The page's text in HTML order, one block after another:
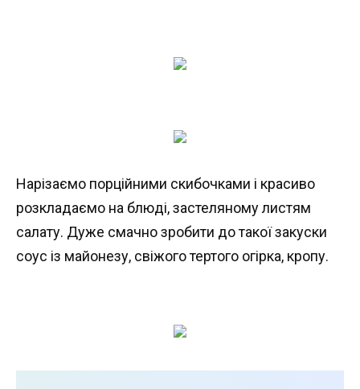
Нарізаємо порційними скибочками і красиво
розкладаємо на блюді, застеляному листям
салату. Дуже смачно зробити до такої закуски
соус із майонезу, свіжого тертого огірка, кропу.